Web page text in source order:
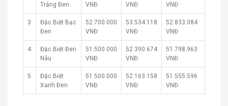
Trắng Đen
VNĐ
VNĐ
VNĐ
3
Đặc Biệt Bạc
Đen
52.700.000
VNĐ
53.534.118
VNĐ
52.833.084
VNĐ
4
Đặc Biệt Đen
Nâu
51.500.000
VNĐ
52.390.674
VNĐ
51.798.963
VNĐ
5
Đặc Biệt
Xanh Đen
51.500.000
VNĐ
52.163.158
VNĐ
51.555.596
VNĐ